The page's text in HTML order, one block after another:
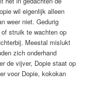
wil eigenlijk alleen
weer niet. Gedurig
struik te wachten op
Meestal mislukt
zich onderhand
de vijver, Dopie staat op
voor Dopie, kokokan